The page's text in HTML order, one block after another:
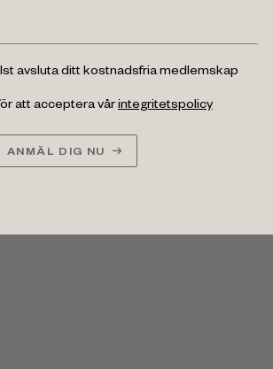
avsluta ditt kostnadsfria medlemskap
att acceptera vårintegritetspolicy
ANMÄL DIG NU